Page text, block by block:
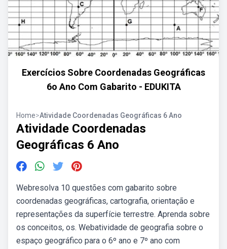
Exercícios Sobre Coordenadas Geográficas
6o Ano Com Gabarito - EDUKITA
Home>Atividade Coordenadas Geográficas 6 Ano
Atividade Coordenadas
Geográficas 6 Ano
Webresolva 10 questões com gabarito sobre
coordenadas geográficas, cartografia, orientação e
representações da superfície terrestre. Aprenda sobre
os conceitos, os. Webatividade de geografia sobre o
espaço geográfico para o 6º ano e 7º ano com